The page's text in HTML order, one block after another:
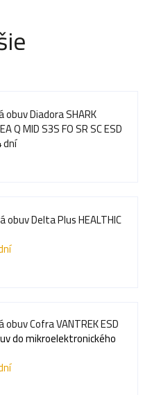
Diadora SHARK
Q MID S3S FO SR SC ESD
dní
obuv Delta Plus HEALTHIC
Cofra VANTREK ESD
do mikroelektronického